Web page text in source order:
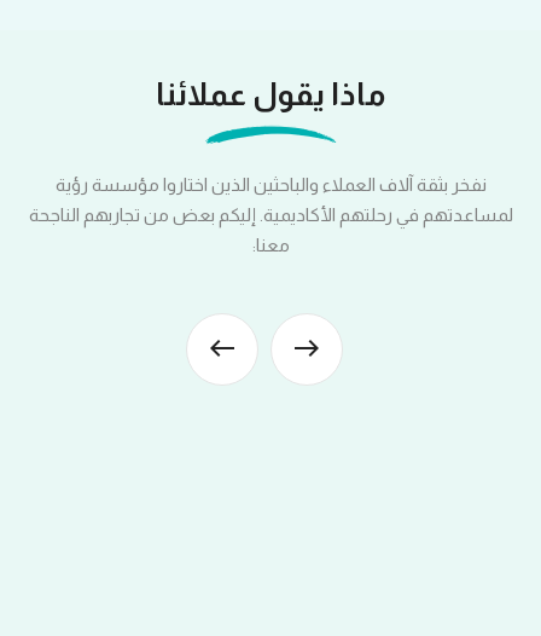
ماذا يقول عملائنا
نفخر بثقة آلاف العملاء والباحثين الذين اختاروا مؤسسة رؤية
لمساعدتهم في رحلتهم الأكاديمية. إليكم بعض من تجاربهم الناجحة
معنا: